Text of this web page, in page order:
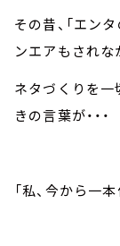
その昔、「エン
ンエアもされな
ネタづくりを一
きの言葉が・・・
「私、今から一